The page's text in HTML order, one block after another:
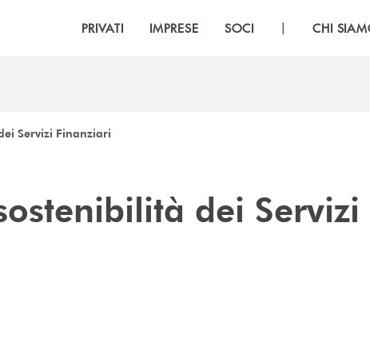
PRIVATI IMPRESE SOCI | CHI
Servizi Finanziari
dei Servizi